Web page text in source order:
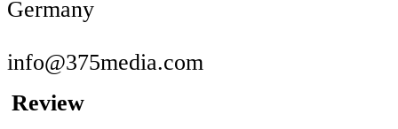
Germany
info@375media.com
Review